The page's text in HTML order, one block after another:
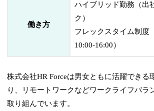
働き方
ハイブリッド勤務（出
ク）
フレックスタイム制度
10:00-16:00）
株式会社HR Forceは男女ともに活躍できる
り、リモートワークなどワークライフバラ
取り組んでいます。